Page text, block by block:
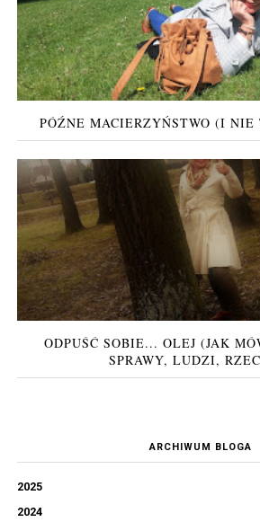
PÓŹNE MACIERZYŃSTWO (I NIE
ODPUŚĆ SOBIE... OLEJ (JAK
SPRAWY, LUDZI,
ARCHIWUM BLOGA
2025
2024